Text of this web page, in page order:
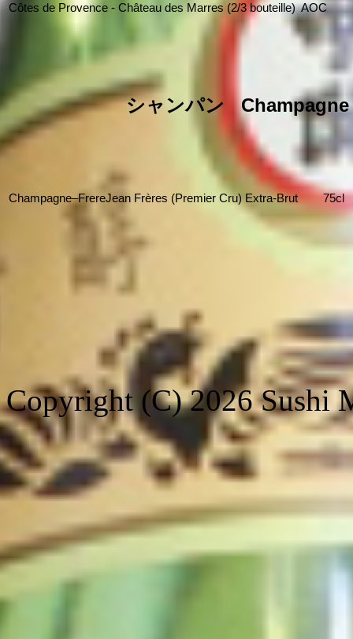
Côtes de Provence - Château des Marres (2/3 bouteille)
シャンパンChampagne
Champagne–FrereJean Frères (Premier Cru) Extra-Brut 75cl
Copyright (C) 2026 Sushi